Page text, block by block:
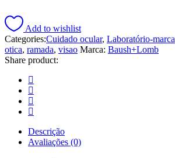
Add to wishlist
Categories:Cuidado ocular, Laboratório-marca
otica, ramada, visao Marca: Baush+Lomb
Share product:
Descrição
Avaliações (0)